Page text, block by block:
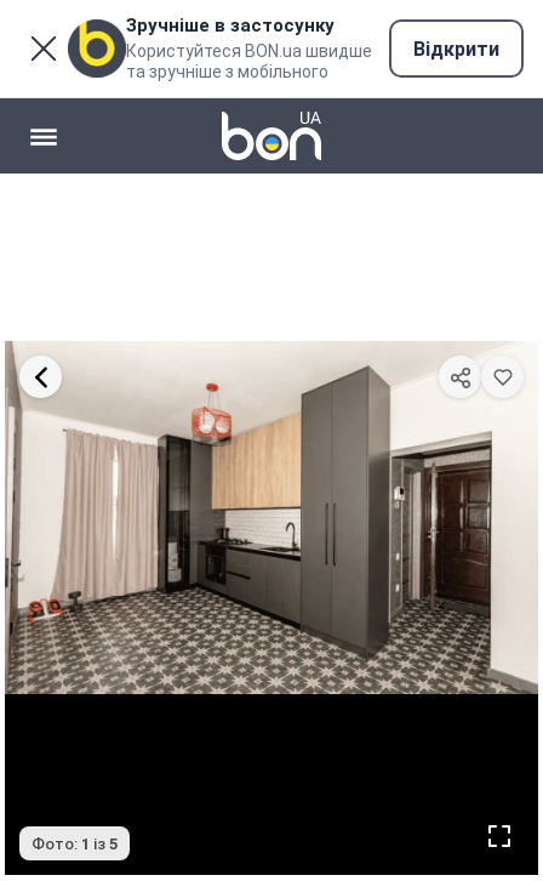
Зручніше в застосунку
Користуйтеся BON.ua швидше
та зручніше з мобільного
Відкрити
Фото: 1 із 5